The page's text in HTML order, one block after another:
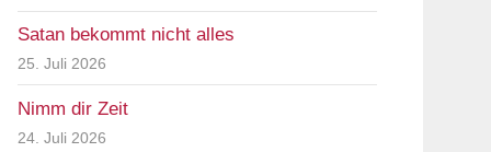
Satan bekommt nicht alles
25. Juli 2026
Nimm dir Zeit
24. Juli 2026